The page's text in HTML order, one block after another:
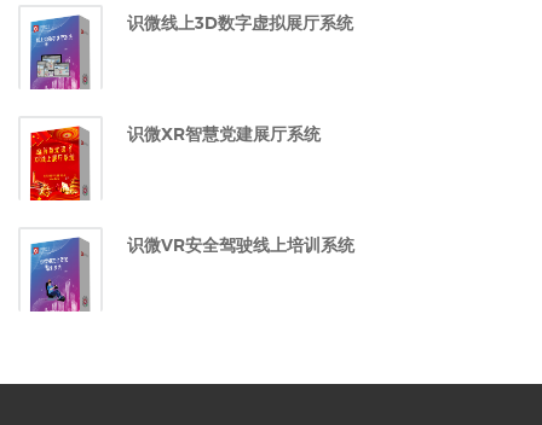
识微线上3D数字虚拟展厅系统
识微XR智慧党建展厅系统
识微VR安全驾驶线上培训系统